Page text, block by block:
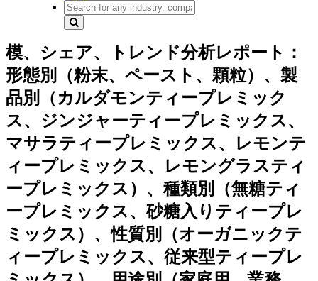
模、シェア、トレンド分析レポート：
形態別（粉末、ペースト、顆粒）、製
品別（カルダモンティープレミック
ス、ジンジャーティープレミックス、
マサラティープレミックス、レモンテ
ィープレミックス、レモングラスティ
ープレミックス）、種類別（無糖ティ
ープレミックス、砂糖入りティープレ
ミックス）、性質別（オーガニックテ
ィープレミックス、従来型ティープレ